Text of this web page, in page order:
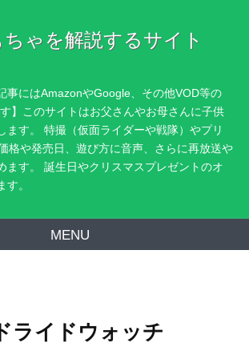
ゃを解説するサイト
事にはAmazonやGoogle、その他VOD等の
】このサイトはお父さんやお母さんに子供
ます。 特撮（仮面ライダーや戦隊）やプリ
格や発売日、遊び方に音声、さらに再放送や
ます。 誕生日やクリスマスプレゼントのオ
す。
MENU
ライドウォッチ